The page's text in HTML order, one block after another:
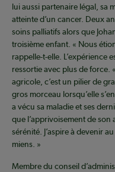
lui aussi partenaire légal, sa
atteinte d’un cancer. Deux
soins palliatifs alors que
troisième enfant. « Nous
rappelle-t-elle. L’expérience
ressortie avec plus de force.
agricole, c’est un pilier de
gros morceau lorsqu’elle
a vécu sa maladie et ses
que l’apprivoisement de son
sérénité. J’aspire à devenir
miens. »
Membre du conseil